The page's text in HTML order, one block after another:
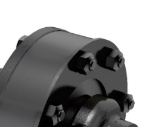
- Serie MS
Pour Bondioli & Pavesi